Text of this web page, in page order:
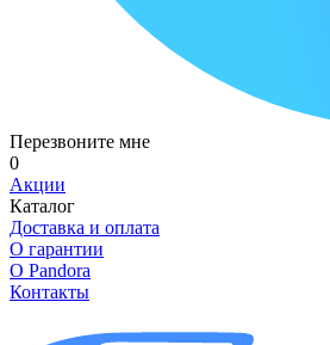
Перезвоните мне
0
Акции
Каталог
Доставка и оплата
О гарантии
О Pandora
Контакты